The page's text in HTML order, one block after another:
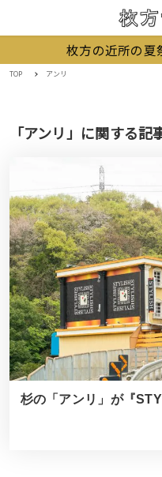
枚方の近所の夏
TOP アンリ
「アンリ」に関する記
杉の「アンリ」が『